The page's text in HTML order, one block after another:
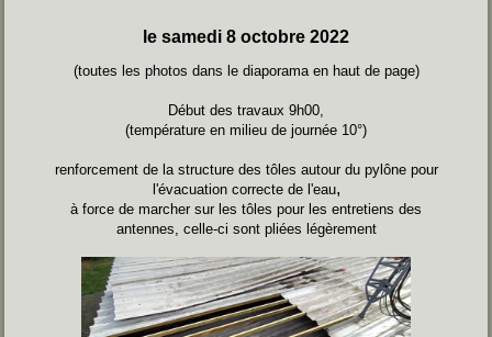
le samedi 8 octobre 2022
(toutes les photos dans le diaporama en haut de page)
Début des travaux 9h00,
(température en milieu de journée 10°)
renforcement de la structure des tôles autour du pylône pour
l'évacuation correcte de l'eau,
à force de marcher sur les tôles pour les entretiens des
antennes, celle-ci sont pliées légèrement